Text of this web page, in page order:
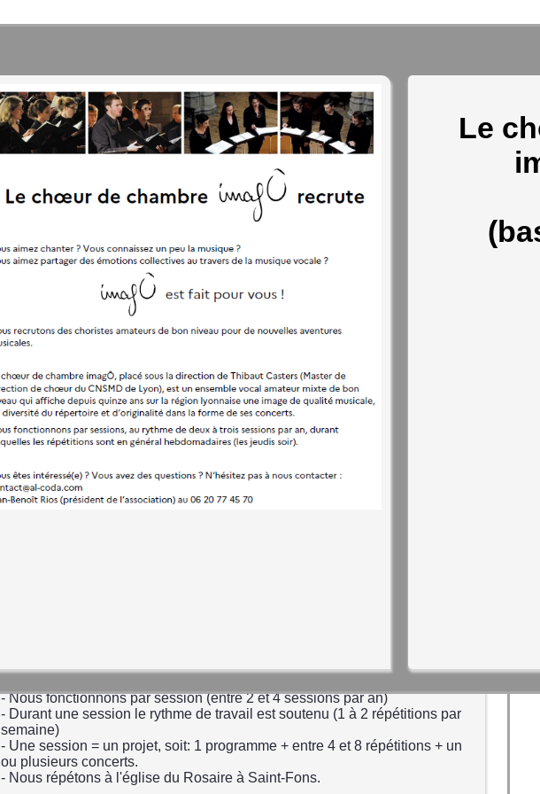
Le
imagÔ
Depuis sa création à Lyon en 2007, le chœur de chambre imagÔ s'attache à
produire des concerts de musique vocale de qualité (par le choix des
oeuvres et leur exécution), n'hésitant pas à recourir à d'autres formes d'art
interprétée : mise en espace, théâtre, danse, images… Cette démarche
du rôle de simple spectateur.
Effectif
- Un directeur artistique et chef de chœur : Thibaut Casters
oeuvres ou projets
- Les chanteurs sont amateurs, lecteurs et autonomes dans l'apprentissage
des partitions
- Nous fonctionnons par session (entre 2 et 4 sessions par an)
- Durant une session le rythme de travail est soutenu (1 à 2 répétitions par
semaine)
- Une session = un projet, soit: 1 programme + entre 4 et 8 répétitions + un
ou plusieurs concerts.
- Nous répétons à l'église du Rosaire à Saint-Fons.